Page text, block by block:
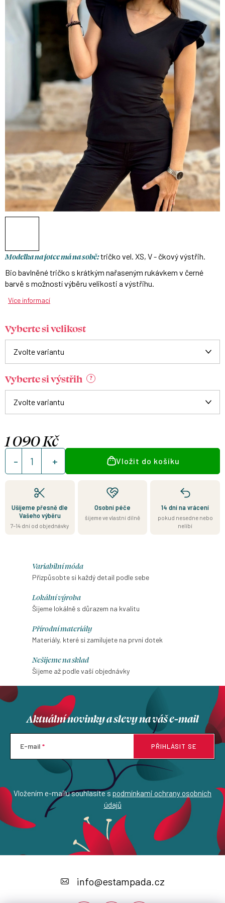
Modelka na fotce má na sobě:tričko vel. XS, V - čkový výstřih.
Bio bavlněné tričko s krátkým nařaseným rukávkem v černé
barvě s možností výběru velikosti a výstřihu.
Více informací
Vyberte si velikost
Vyberte si výstřih ?
1 090 Kč
Měrná
cena:
Vložit do košíku
Ušijeme přesně dle
Vašeho výběru
7–14 dní od objednávky
Osobní péče
šijeme ve vlastní dílně
14 dní na vrácení
pokud nesedne nebo
nelíbí
Variabilní móda
Přizpůsobte si každý detail podle sebe
Lokální výroba
Šijeme lokálně s důrazem na kvalitu
Přírodní materiály
Materiály, které si zamilujete na první dotek
Nešijeme na sklad
Šijeme až podle vaší objednávky
Aktuální novinky a slevy na váš e-mail
E-mail
Vložením e-mailu souhlasíte s podmínkami ochrany osobních
údajů
PŘIHLÁSIT SE
info@estampada.cz